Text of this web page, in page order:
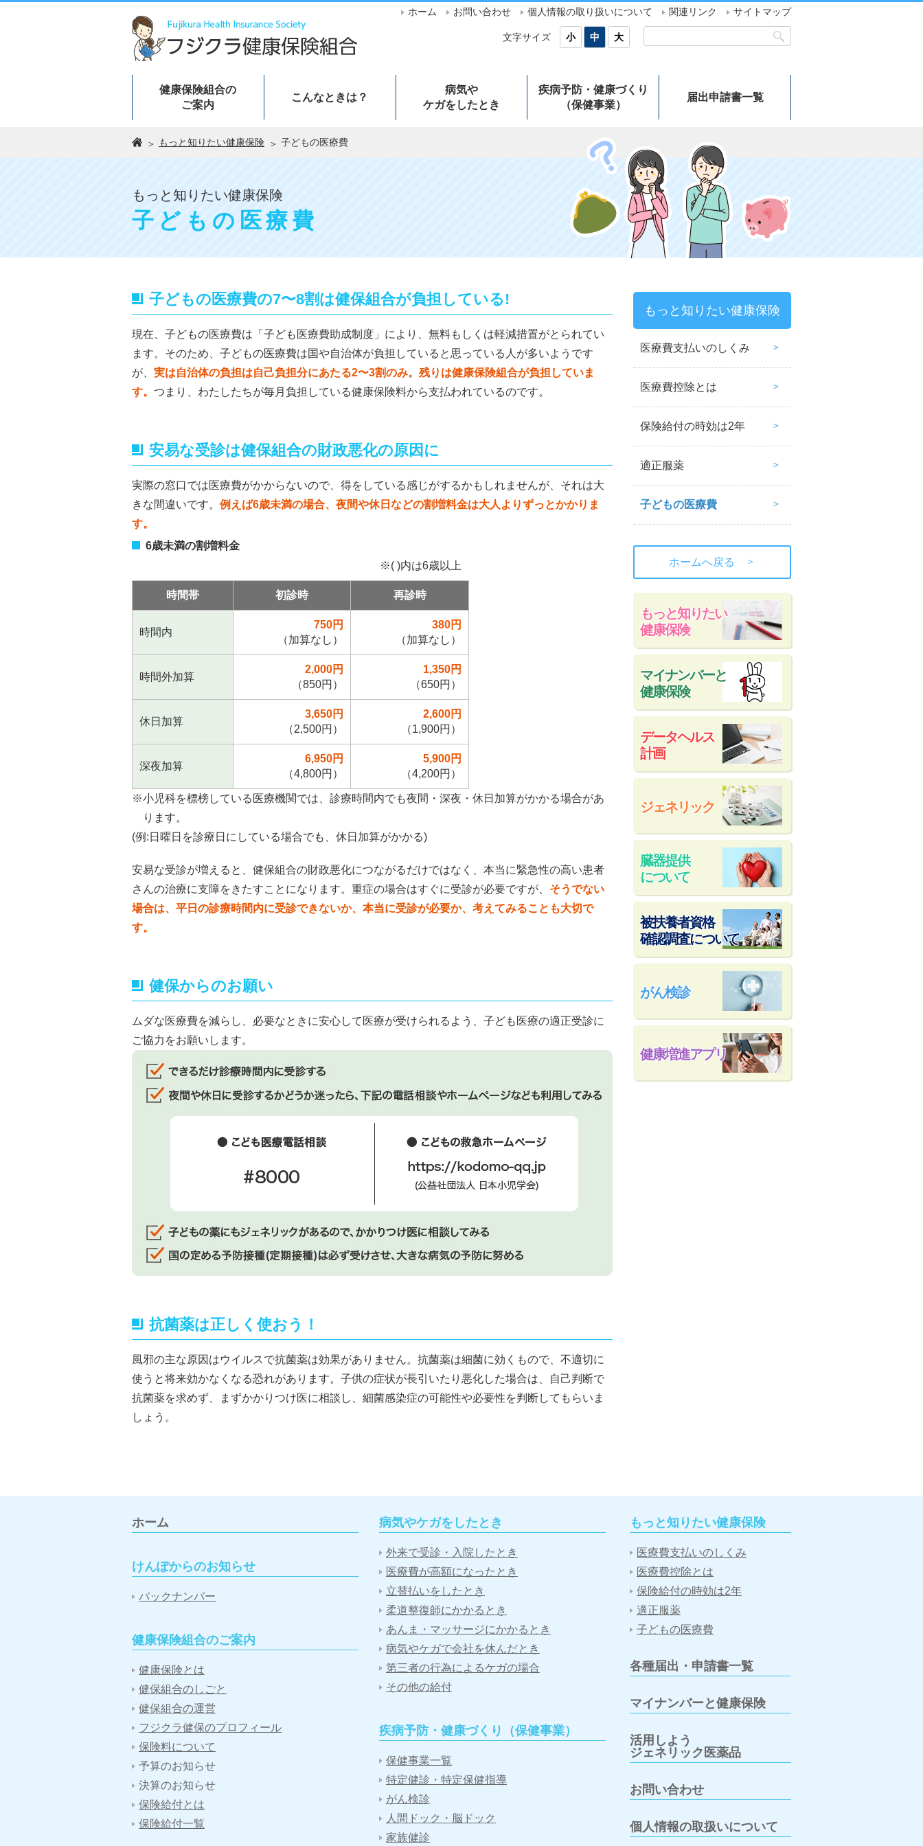
ホーム お問い合わせ 個人情報の取り扱いについて 関連リンク サイトマップ
文字サイズ 小 中 大
健康保険組合の
ご案内
こんなときは？
病気や
ケガをしたとき
疾病予防・健康づくり
（保健事業）
届出申請書一覧
もっと知りたい健康保険 子どもの医療費
もっと知りたい健康保険
子どもの医療費
子どもの医療費の7〜8割は健保組合が負担している!
現在、子どもの医療費は「子ども医療費助成制度」により、無料もしくは軽減措置がとられてい
ます。そのため、子どもの医療費は国や自治体が負担していると思っている人が多いようです
が、 実は自治体の負担は自己負担分にあたる2〜3割のみ。残りは健康保険組合が負担していま
す。 つまり、わたしたちが毎月負担している健康保険料から支払われているのです。
安易な受診は健保組合の財政悪化の原因に
実際の窓口では医療費がかからないので、得をしている感じがするかもしれませんが、それは大
きな間違いです。 例えば6歳未満の場合、夜間や休日などの割増料金は大人よりずっとかかりま
す。
6歳未満の割増料金
※( )内は6歳以上
時間帯 初診時 再診時
時間内
750円
（加算なし）
380円
（加算なし）
時間外加算
2,000円
（850円）
1,350円
（650円）
休日加算
3,650円
（2,500円）
2,600円
（1,900円）
深夜加算
6,950円
（4,800円）
5,900円
（4,200円）
※小児科を標榜している医療機関では、診療時間内でも夜間・深夜・休日加算がかかる場合があ
ります。
(例:日曜日を診療日にしている場合でも、休日加算がかかる)
安易な受診が増えると、健保組合の財政悪化につながるだけではなく、本当に緊急性の高い患者
さんの治療に支障をきたすことになります。重症の場合はすぐに受診が必要ですが、 そうでない
場合は、平日の診療時間内に受診できないか、本当に受診が必要か、考えてみることも大切で
す。
健保からのお願い
ムダな医療費を減らし、必要なときに安心して医療が受けられるよう、子ども医療の適正受診に
ご協力をお願いします。
抗菌薬は正しく使おう！
風邪の主な原因はウイルスで抗菌薬は効果がありません。抗菌薬は細菌に効くもので、不適切に
使うと将来効かなくなる恐れがあります。子供の症状が長引いたり悪化した場合は、自己判断で
抗菌薬を求めず、まずかかりつけ医に相談し、細菌感染症の可能性や必要性を判断してもらいま
しょう。
もっと知りたい健康保険
医療費支払いのしくみ
医療費控除とは
保険給付の時効は2年
適正服薬
子どもの医療費
ホームへ戻る ＞
もっと知りたい
健康保険
データヘルス
計画
ジェネリック
臓器提供
について
被扶養者資格
確認調査について
がん検診
健康増進アプリ
マイナンバーと
健康保険
ホーム
けんぽからのお知らせ
バックナンバー
健康保険組合のご案内
健康保険とは
健保組合のしごと
健保組合の運営
フジクラ健保のプロフィール
保険料について
予算のお知らせ
決算のお知らせ
保険給付とは
保険給付一覧
病気やケガをしたとき
外来で受診・入院したとき
医療費が高額になったとき
立替払いをしたとき
柔道整復師にかかるとき
あんま・マッサージにかかるとき
病気やケガで会社を休んだとき
第三者の行為によるケガの場合
その他の給付
疾病予防・健康づくり（保健事業）
保健事業一覧
特定健診・特定保健指導
がん検診
人間ドック・脳ドック
家族健診
もっと知りたい健康保険
医療費支払いのしくみ
医療費控除とは
保険給付の時効は2年
適正服薬
子どもの医療費
各種届出・申請書一覧
マイナンバーと健康保険
活用しよう
ジェネリック医薬品
お問い合わせ
個人情報の取扱いについて